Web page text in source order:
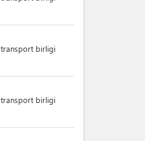
transport birligi
transport birligi